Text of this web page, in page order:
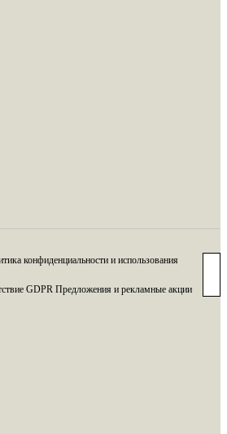
конфиденциальности и использования
GDPR Предложения и рекламные акции